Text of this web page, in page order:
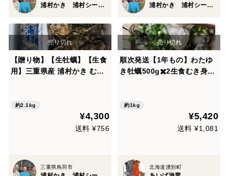
浦村かき 浦村シーファーム 浦村かき 浦村シーファーム
【贈り物】【生牡蠣】【生食
用】三重県産 浦村かき むき
後）（3、4人前） 母の日
【父の日ギフト】【生で食べ
約2.1kg
¥4,300
送料 ¥756
三重県鳥羽市
順次発送【1年もの】わたゆ
き牡蠣500g✖️2生食むき身湧
約1kg
¥5,420
送料 ¥1,081
北海道湧別町